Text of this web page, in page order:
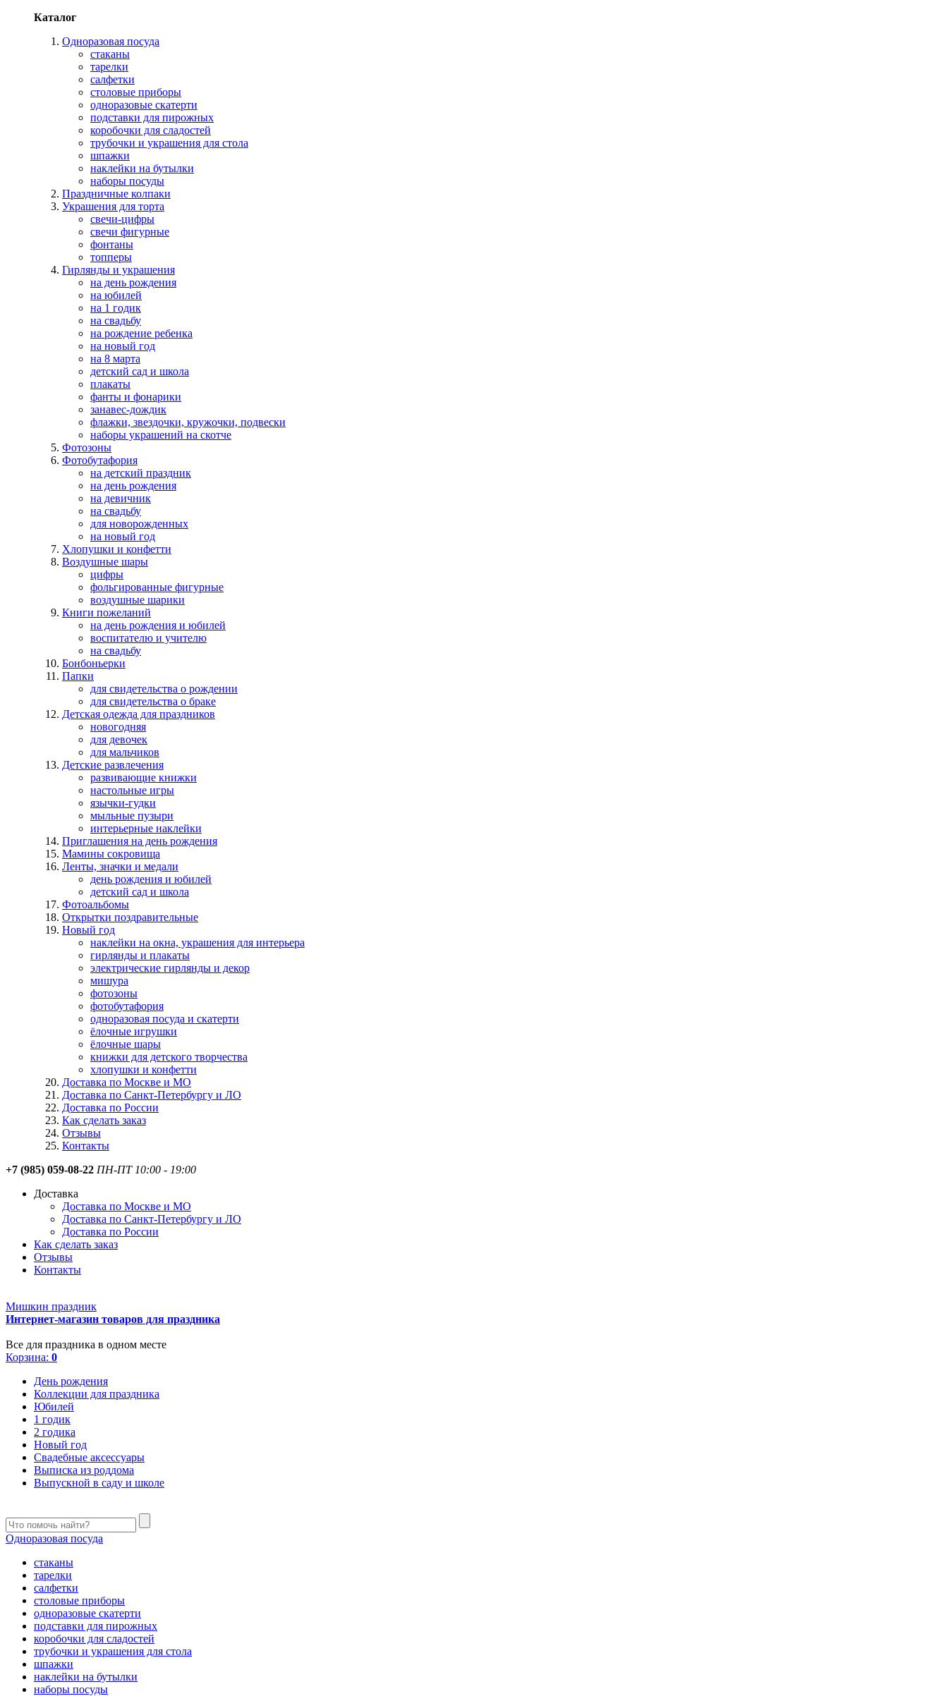
Каталог
Одноразовая посуда
стаканы
тарелки
салфетки
столовые приборы
одноразовые скатерти
подставки для пирожных
коробочки для сладостей
трубочки и украшения для стола
шпажки
наклейки на бутылки
наборы посуды
Праздничные колпаки
Украшения для торта
свечи-цифры
свечи фигурные
фонтаны
топперы
Гирлянды и украшения
на день рождения
на юбилей
на 1 годик
на свадьбу
на рождение ребенка
на новый год
на 8 марта
детский сад и школа
плакаты
фанты и фонарики
занавес-дождик
флажки, звездочки, кружочки, подвески
наборы украшений на скотче
Фотозоны
Фотобутафория
на детский праздник
на день рождения
на девичник
на свадьбу
для новорожденных
на новый год
Хлопушки и конфетти
Воздушные шары
цифры
фольгированные фигурные
воздушные шарики
Книги пожеланий
на день рождения и юбилей
воспитателю и учителю
на свадьбу
Бонбоньерки
Папки
для свидетельства о рождении
для свидетельства о браке
Детская одежда для праздников
новогодняя
для девочек
для мальчиков
Детские развлечения
развивающие книжки
настольные игры
язычки-гудки
мыльные пузыри
интерьерные наклейки
Приглашения на день рождения
Мамины сокровища
Ленты, значки и медали
день рождения и юбилей
детский сад и школа
Фотоальбомы
Открытки поздравительные
Новый год
наклейки на окна, украшения для интерьера
гирлянды и плакаты
электрические гирлянды и декор
мишура
фотозоны
фотобутафория
одноразовая посуда и скатерти
ёлочные игрушки
ёлочные шары
книжки для детского творчества
хлопушки и конфетти
Доставка по Москве и МО
Доставка по Санкт-Петербургу и ЛО
Доставка по России
Как сделать заказ
Отзывы
Контакты
+7 (985) 059-08-22 ПН-ПТ 10:00 - 19:00
Доставка
Доставка по Москве и МО
Доставка по Санкт-Петербургу и ЛО
Доставка по России
Как сделать заказ
Отзывы
Контакты
Мишкин праздник
Интернет-магазин товаров для праздника
Все для праздника в одном месте
Корзина: 0
День рождения
Коллекции для праздника
Юбилей
1 годик
2 годика
Новый год
Свадебные аксессуары
Выписка из роддома
Выпускной в саду и школе
Одноразовая посуда
стаканы
тарелки
салфетки
столовые приборы
одноразовые скатерти
подставки для пирожных
коробочки для сладостей
трубочки и украшения для стола
шпажки
наклейки на бутылки
наборы посуды